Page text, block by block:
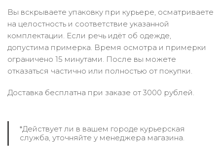
Вы вскрываете упаковку при курьере, осматриваете
на целостность и соответствие указанной
комплектации. Если речь идёт об одежде,
допустима примерка. Время осмотра и примерки
ограничено 15 минутами. После вы можете
отказаться частично или полностью от покупки.
Доставка бесплатна при заказе от 3000 рублей.
*Действует ли в вашем городе курьерская
служба, уточняйте у менеджера магазина.